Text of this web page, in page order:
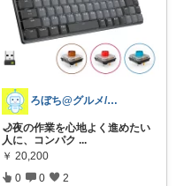
ろぼち@グルメ/キッチン雑貨
🌙夜の作業を心地よく進めたい
人に、コンパク ...
￥ 20,200
0 0 2